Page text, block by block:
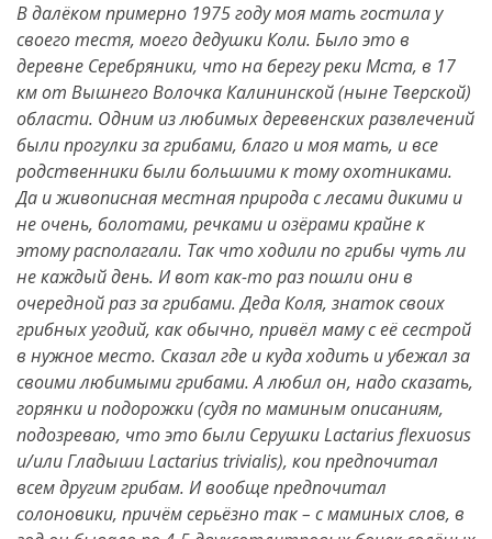
В далёком примерно 1975 году моя мать гостила у
своего тестя, моего дедушки Коли. Было это в
деревне Серебряники, что на берегу реки Мста, в 17
км от Вышнего Волочка Калининской (ныне Тверской)
области. Одним из любимых деревенских развлечений
были прогулки за грибами, благо и моя мать, и все
родственники были большими к тому охотниками.
Да и живописная местная природа с лесами дикими и
не очень, болотами, речками и озёрами крайне к
этому располагали. Так что ходили по грибы чуть ли
не каждый день. И вот как-то раз пошли они в
очередной раз за грибами. Деда Коля, знаток своих
грибных угодий, как обычно, привёл маму с её сестрой
в нужное место. Сказал где и куда ходить и убежал за
своими любимыми грибами. А любил он, надо сказать,
горянки и подорожки (судя по маминым описаниям,
подозреваю, что это были Серушки Lactarius flexuosus
и/или Гладыши Lactarius trivialis), кои предпочитал
всем другим грибам. И вообще предпочитал
солоновики, причём серьёзно так – с маминых слов, в